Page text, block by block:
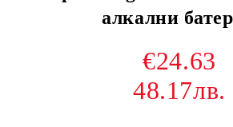
алкални
€24.63
48.17лв.